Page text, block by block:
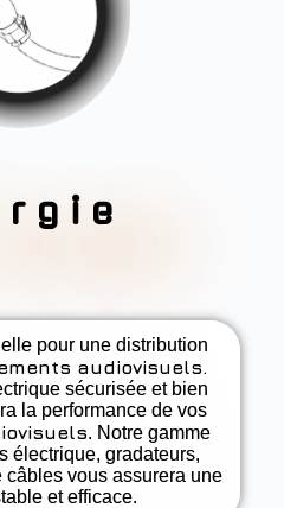
pour une distribution
audiovisuels.
sécurisée et bien
la performance de vos
. Notre gamme
électrique, gradateurs,
vous assurera une
et efficace.